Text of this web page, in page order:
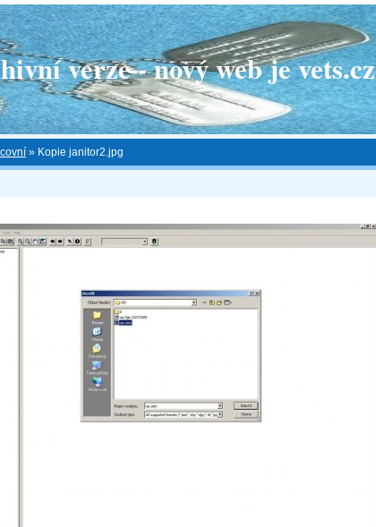
verze - nový web je vets.cz
» Kopie janitor2.jpg